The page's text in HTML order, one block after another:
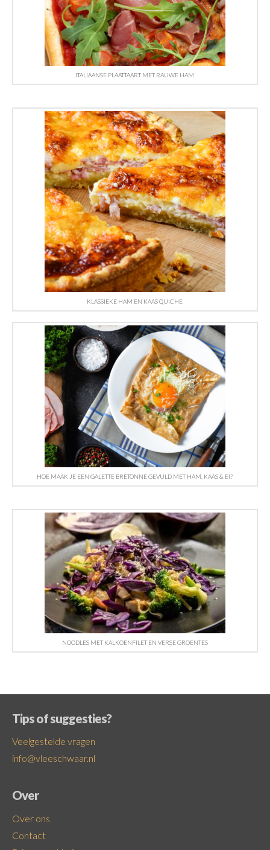
ITALIAANSE PLAATTAART MET RAUWE HAM
KLASSIEKE HAM EN KAAS QUICHE
HOE MAAK JE EEN GALETTE BRETONNE GEVULD MET HAM, KAAS & EI?
NOODLES MET KALKOENFILET EN VERSE GROENTES
Tips of suggesties?
Veelgestelde vragen
info@vleeschwaar.nl
Over
Over ons
Contact